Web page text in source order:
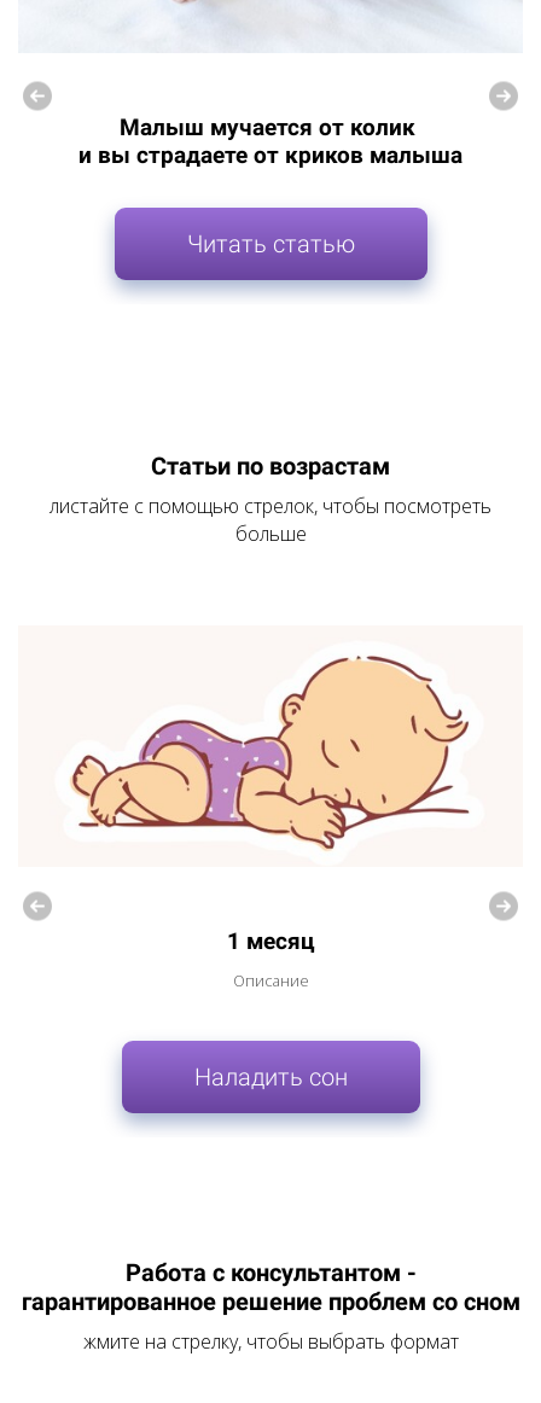
Малыш мучается от колик
и вы страдаете от криков малыша
Читать статью
Статьи по возрастам
листайте с помощью стрелок, чтобы посмотреть
больше
1 месяц
Описание
Наладить сон
Работа с консультантом -
гарантированное решение проблем со сном
жмите на стрелку, чтобы выбрать формат